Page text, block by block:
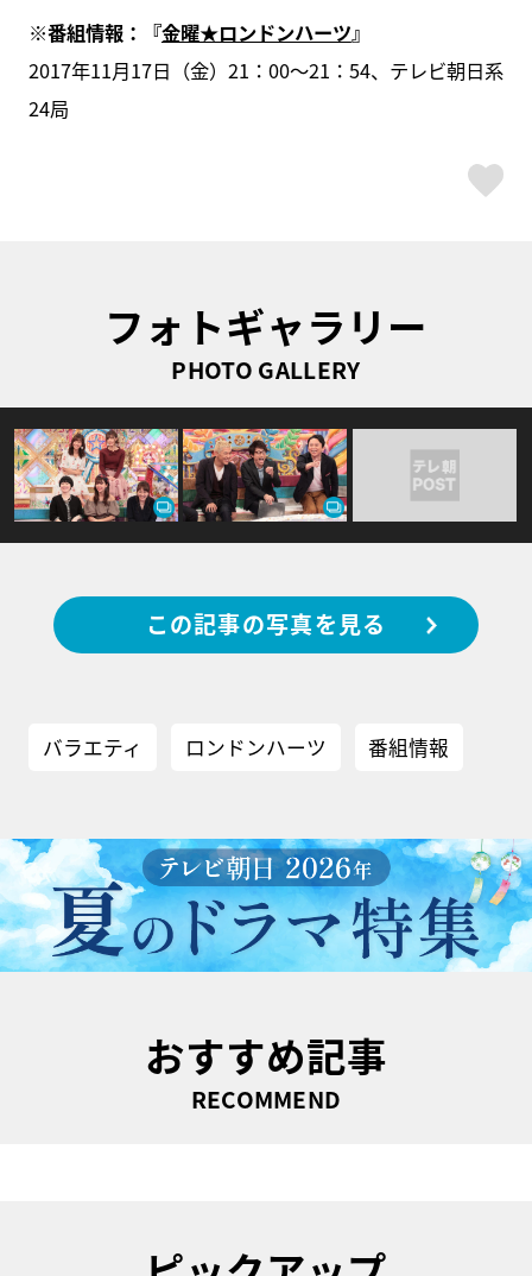
※番組情報：『金曜★ロンドンハーツ』
2017年11月17日（金）21：00～21：54、テレビ朝日系
24局
フォトギャラリー
PHOTO GALLERY
この記事の写真を見る
バラエティ ロンドンハーツ 番組情報
おすすめ記事
RECOMMEND